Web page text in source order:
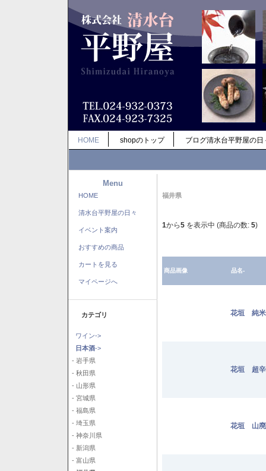
HOME shopのトップ ブログ清水台平野屋の日
Menu
HOME
清水台平野屋の日々
イベント案内
おすすめの商品
カートを見る
マイページへ
カテゴリ
ワイン->
日本酒->
- 岩手県
- 秋田県
- 山形県
- 宮城県
- 福島県
- 埼玉県
- 神奈川県
- 新潟県
- 富山県
福井県
1から5 を表示中 (商品の数: 5)
商品画像 品名-
花垣 純
花垣 超
花垣 山